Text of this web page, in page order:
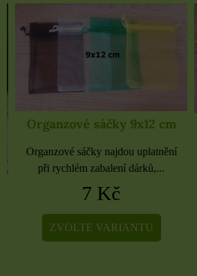
Organzové sáčky 9x12 cm
Organzové sáčky najdou uplatnění
při rychlém zabalení dárků,...
7 Kč
ZVOLTE VARIANTU